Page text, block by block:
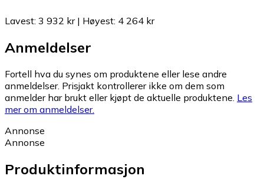
Lavest: 3 932 kr| Høyest: 4 264 kr
Anmeldelser
Fortell hva du synes om produktene eller lese andre
anmeldelser. Prisjakt kontrollerer ikke om dem som
anmelder har brukt eller kjøpt de aktuelle produktene. Les
mer om anmeldelser.
Annonse
Annonse
Produktinformasjon